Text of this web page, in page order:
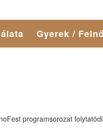
Gyerek /
programsorozat